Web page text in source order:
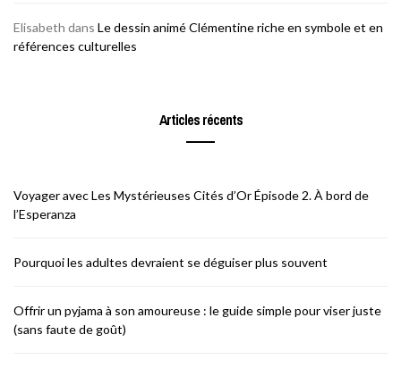
Elisabeth dans Le dessin animé Clémentine riche en symbole et en
références culturelles
Articles récents
Voyager avec Les Mystérieuses Cités d’Or Épisode 2. À bord de
l’Esperanza
Pourquoi les adultes devraient se déguiser plus souvent
Offrir un pyjama à son amoureuse : le guide simple pour viser juste
(sans faute de goût)